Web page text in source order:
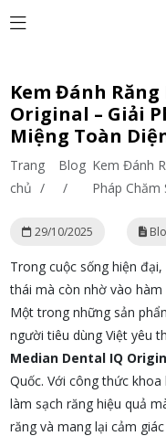
Kem Đánh
Original – Giải
Miệng Toàn
Trang
chủ /
Blog
/
Kem Đánh
Pháp Chăm
29/10/2025
Trong cuộc sống hiện
thái mà còn nhờ vào
Một trong những sản
người tiêu dùng Việt yêu
Median Dental IQ
Quốc. Với công thức
làm sạch răng hiệu quả
răng và mang lại cảm